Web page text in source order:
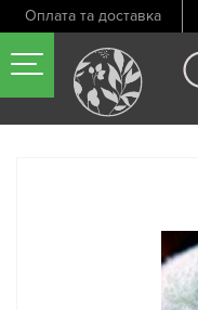
Оплата та доставка
Попередній товар